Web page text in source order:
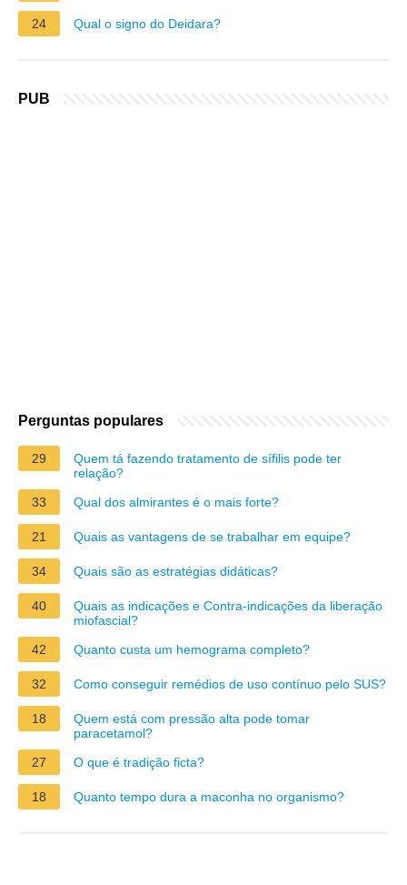
24 Qual o signo do Deidara?
PUB
Perguntas populares
29
Quem tá fazendo tratamento de sífilis pode ter
relação?
33
Qual dos almirantes é o mais forte?
21 Quais as vantagens de se trabalhar em equipe?
34 Quais são as estratégias didáticas?
40
Quais as indicações e Contra-indicações da liberação
miofascial?
42
Quanto custa um hemograma completo?
32 Como conseguir remédios de uso contínuo pelo SUS?
18
Quem está com pressão alta pode tomar
paracetamol?
27
O que é tradição ficta?
18 Quanto tempo dura a maconha no organismo?